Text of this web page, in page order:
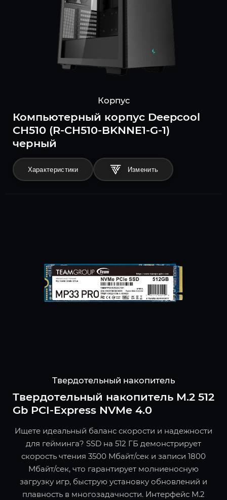
Корпус
Компьютерный корпус Deepcool
CH510 (R-CH510-BKNNE1-G-1)
черный
Характеристики
Твердотельный накопитель
Твердотельный накопитель M.2 512
Gb PCI-Express NVMe 4.0
Ищете идеальный баланс скорости и надежности
для гейминга? SSD на 512 ГБ демонстрирует
скорость чтения 3500 Мбайт/сек и записи 1800
Мбайт/сек, что гарантирует молниеносную
загрузку игр, быструю установку обновлений и
плавность в многозадачности. Интерфейс M.2